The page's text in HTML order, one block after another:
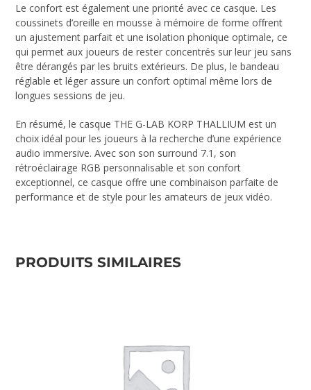
Le confort est également une priorité avec ce casque. Les
coussinets d’oreille en mousse à mémoire de forme offrent
un ajustement parfait et une isolation phonique optimale, ce
qui permet aux joueurs de rester concentrés sur leur jeu sans
être dérangés par les bruits extérieurs. De plus, le bandeau
réglable et léger assure un confort optimal même lors de
longues sessions de jeu.
En résumé, le casque THE G-LAB KORP THALLIUM est un
choix idéal pour les joueurs à la recherche d’une expérience
audio immersive. Avec son son surround 7.1, son
rétroéclairage RGB personnalisable et son confort
exceptionnel, ce casque offre une combinaison parfaite de
performance et de style pour les amateurs de jeux vidéo.
PRODUITS SIMILAIRES